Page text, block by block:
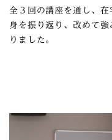
全３回の講座を通し、
身を振り返り、改めて
りました。